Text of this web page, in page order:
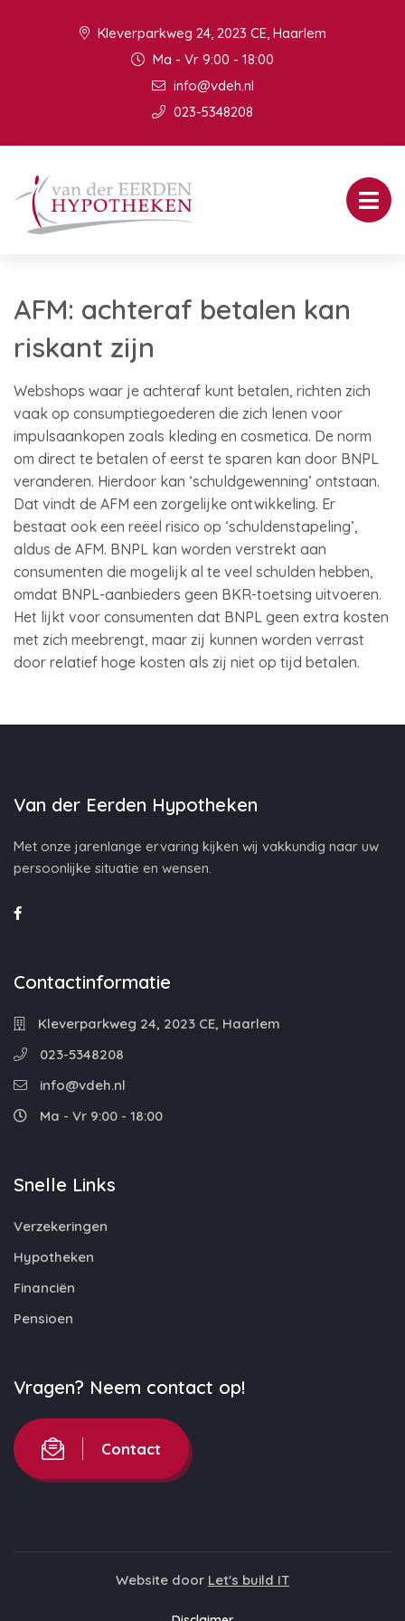
Kleverparkweg 24, 2023 CE, Haarlem
Ma - Vr 9:00 - 18:00
info@vdeh.nl
023-5348208
AFM: achteraf betalen kan
riskant zijn
Webshops waar je achteraf kunt betalen, richten zich
vaak op consumptiegoederen die zich lenen voor
impulsaankopen zoals kleding en cosmetica. De norm
om direct te betalen of eerst te sparen kan door BNPL
veranderen. Hierdoor kan ‘schuldgewenning’ ontstaan.
Dat vindt de AFM een zorgelijke ontwikkeling. Er
bestaat ook een reëel risico op ‘schuldenstapeling’,
aldus de AFM. BNPL kan worden verstrekt aan
consumenten die mogelijk al te veel schulden hebben,
omdat BNPL-aanbieders geen BKR-toetsing uitvoeren.
Het lijkt voor consumenten dat BNPL geen extra kosten
met zich meebrengt, maar zij kunnen worden verrast
door relatief hoge kosten als zij niet op tijd betalen.
Van der Eerden Hypotheken
Met onze jarenlange ervaring kijken wij vakkundig naar uw
persoonlijke situatie en wensen.
Contactinformatie
Kleverparkweg 24, 2023 CE, Haarlem
023-5348208
info@vdeh.nl
Ma - Vr 9:00 - 18:00
Snelle Links
Verzekeringen
Hypotheken
Financiën
Pensioen
Vragen? Neem contact op!
Contact
Website door Let's build IT